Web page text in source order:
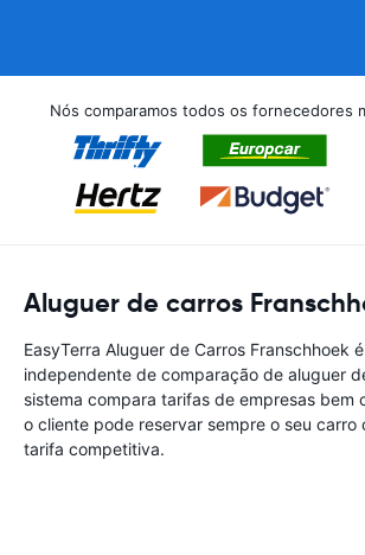
Nós comparamos todos os fornecedores
Aluguer de carros
EasyTerra Aluguer de Carros Franschhoek
independente de comparação de aluguer
sistema compara tarifas de empresas bem
o cliente pode reservar sempre o seu carro
tarifa competitiva.